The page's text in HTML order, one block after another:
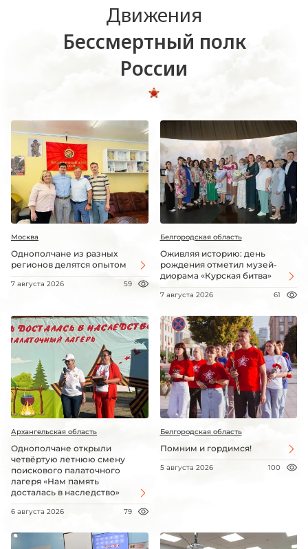
Движения
Бессмертный полк
России
Москва
Однополчане из разных
регионов делятся опытом
7 августа 2026 59
Белгородская область
Оживляя историю: день
рождения отметил музей-
диорама «Курская битва»
7 августа 2026 61
Архангельская область
Однополчане открыли
четвёртую летнюю смену
поискового палаточного
лагеря «Нам память
досталась в наследство»
6 августа 2026 79
Белгородская область
Помним и гордимся!
5 августа 2026 100